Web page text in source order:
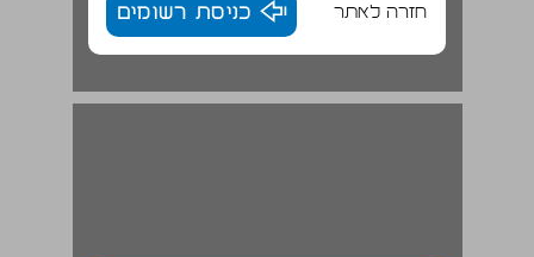
חזרה לאתר כניסת רשומים
קריאה והגירה: ההיסטוריוגרפיה של הספר והקריאה ... 22